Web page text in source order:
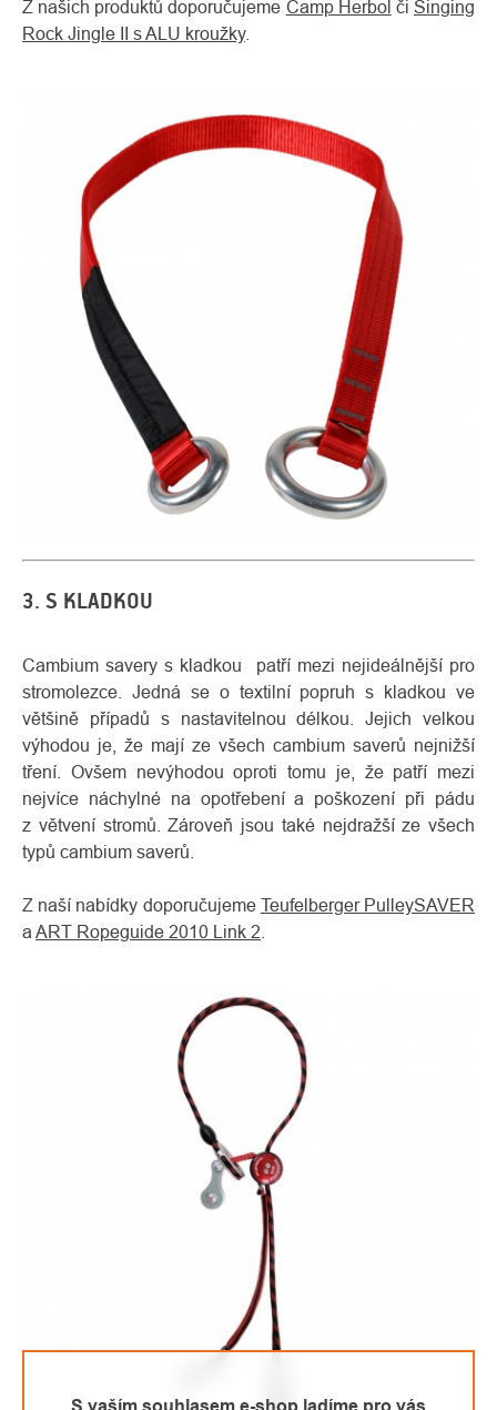
Z našich produktů doporučujeme Camp Herbol čiSinging
Rock Jingle II s ALU kroužky.
3. S KLADKOU
Cambium savery s kladkou patří mezi nejideálnější pro
stromolezce. Jedná se o textilní popruh s kladkou ve
většině případů s nastavitelnou délkou. Jejich velkou
výhodou je, že mají ze všech cambium saverů nejnižší
tření. Ovšem nevýhodou oproti tomu je, že patří mezi
nejvíce náchylné na opotřebení a poškození při pádu
z větvení stromů. Zároveň jsou také nejdražší ze všech
typů cambium saverů.
Z naší nabídky doporučujeme Teufelberger PulleySAVER
a ART Ropeguide 2010 Link 2